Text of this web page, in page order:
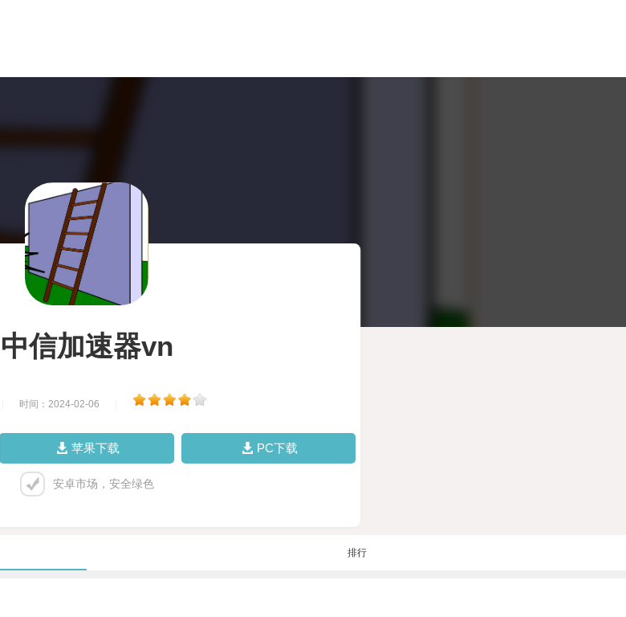
中信加速器vn
时间：2024-02-06
苹果下载 PC下载
安卓市场，安全绿色
排行